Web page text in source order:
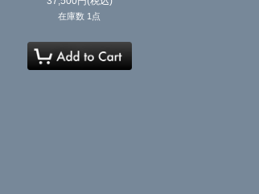
在庫数 1点